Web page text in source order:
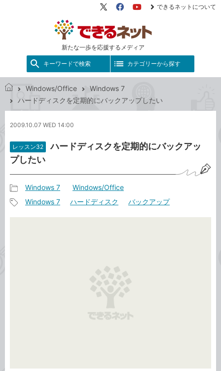
新たな一歩を応援するメディア
X（旧
FacebookYouTube
できるネットについて
キーワードで検索 カテゴリーから探す
ネ
ト
Windows/Office
Windows 7
ハードディスクを定期的にバックアップしたい
2009.10.07 WED 14:00
レッスン32
ハードディスクを定期的にバックアッ
プしたい
事
カ
Windows 7 Windows/Office
Windows 7 ハードディスク バックアップ